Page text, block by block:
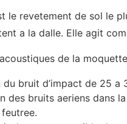
le revetement de sol le
a la dalle. Elle agit
de la
du bruit d’impact de 25 a
des bruits aeriens dans